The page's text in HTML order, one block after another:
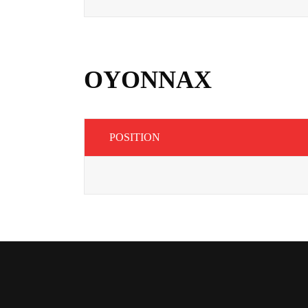
OYONNAX
POSITION